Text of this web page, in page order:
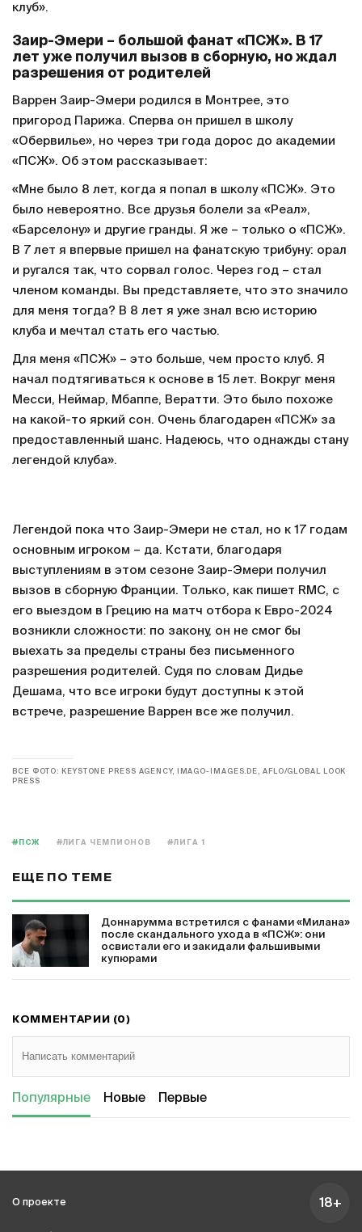
клуб».
Заир-Эмери – большой фанат «ПСЖ». В 17
лет уже получил вызов в сборную, но ждал
разрешения от родителей
Варрен Заир-Эмери родился в Монтрее, это
пригород Парижа. Сперва он пришел в школу
«Обервилье», но через три года дорос до академии
«ПСЖ». Об этом рассказывает:
«Мне было 8 лет, когда я попал в школу «ПСЖ». Это
было невероятно. Все друзья болели за «Реал»,
«Барселону» и другие гранды. Я же – только о «ПСЖ».
В 7 лет я впервые пришел на фанатскую трибуну: орал
и ругался так, что сорвал голос. Через год – стал
членом команды. Вы представляете, что это значило
для меня тогда? В 8 лет я уже знал всю историю
клуба и мечтал стать его частью.
Для меня «ПСЖ» – это больше, чем просто клуб. Я
начал подтягиваться к основе в 15 лет. Вокруг меня
Месси, Неймар, Мбаппе, Вератти. Это было похоже
на какой-то яркий сон. Очень благодарен «ПСЖ» за
предоставленный шанс. Надеюсь, что однажды стану
легендой клуба».
Легендой пока что Заир-Эмери не стал, но к 17 годам
основным игроком – да. Кстати, благодаря
выступлениям в этом сезоне Заир-Эмери получил
вызов в сборную Франции. Только, как пишет RMC, с
его выездом в Грецию на матч отбора к Евро-2024
возникли сложности: по закону, он не смог бы
выехать за пределы страны без письменного
разрешения родителей. Судя по словам Дидье
Дешама, что все игроки будут доступны к этой
встрече, разрешение Варрен все же получил.
ВСЕ ФОТО: KEYSTONE PRESS AGENCY, IMAGO-IMAGES.DE, AFLO/GLOBAL LOOK
PRESS
#ПСЖ #ЛИГА ЧЕМПИОНОВ #ЛИГА 1
ЕЩЕ ПО ТЕМЕ
Доннарумма встретился с фанами «Милана»
после скандального ухода в «ПСЖ»: они
освистали его и закидали фальшивыми
купюрами
КОММЕНТАРИИ (0)
Популярные Новые Первые
О проекте 18+